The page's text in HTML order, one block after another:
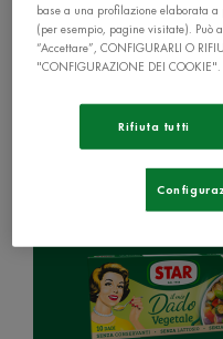
Ingredienti
1 cubetto de Il
base a una profilazione elaborata
(per esempio, pagine visitate). Può
“Accettare”, CONFIGURARLI O
"CONFIGURAZIONE DEI COOKIE".
Rifiuta tutti